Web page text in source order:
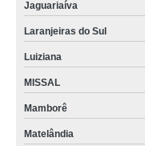
Jaguariaíva
Laranjeiras do Sul
Luiziana
MISSAL
Mamborê
Matelândia